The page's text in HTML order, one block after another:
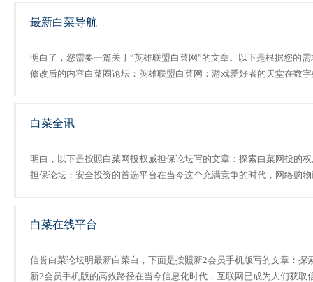
最新白菜导航
明白了，您需要一篇关于“英雄联盟白菜网”的文章。以下是根据您的需
修改后的内容白菜圈论坛：英雄联盟白菜网：游戏爱好者的天堂在数
白菜全讯
明白，以下是按照白菜网投权威担保论坛写的文章：探索白菜网投的
担保论坛：安全投资的首选平台在当今这个充满竞争的时代，网络购
白菜在线平台
信誉白菜论坛明最新白菜白，下面是按照新2会员手机版写的文章：探
新2会员手机版的高效路径在当今信息化时代，互联网已成为人们获取